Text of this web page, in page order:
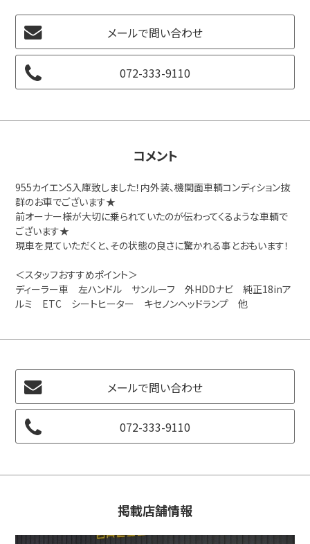
メールで問い合わせ
072-333-9110
コメント
955カイエンS入庫致しました！内外装、機関面車輌コンディション抜
群のお車でございます★
前オーナー様が大切に乗られていたのが伝わってくるような車輌で
ございます★
現車を見ていただくと、その状態の良さに驚かれる事とおもいます！
＜スタッフおすすめポイント＞
ディーラー車 左ハンドル サンルーフ 外HDDナビ 純正18inア
ルミ ETC シートヒーター キセノンヘッドランプ 他
メールで問い合わせ
072-333-9110
掲載店舗情報